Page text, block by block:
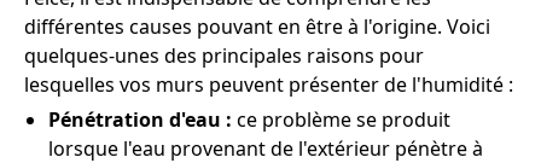
différentes causes pouvant en être à l'origine. Voici
quelques-unes des principales raisons pour
lesquelles vos murs peuvent présenter de l'humidité :
Pénétration d'eau : ce problème se produit
lorsque l'eau provenant de l'extérieur pénètre à